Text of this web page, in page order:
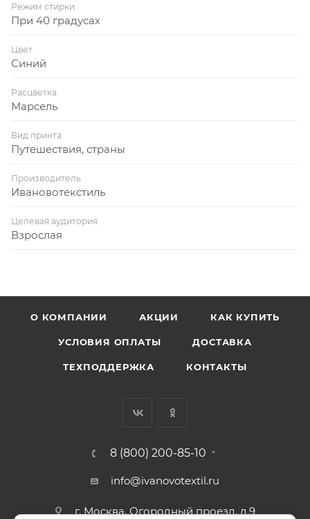
Режим стирки
При 40 градусах
Цвет
Синий
Расцветка
Марсель
Вид принта
Путешествия, страны
Производитель
Ивановотекстиль
Целевая аудитория
Взрослая
О КОМПАНИИ АКЦИИ КАК КУПИТЬ
УСЛОВИЯ ОПЛАТЫ ДОСТАВКА
ТЕХПОДДЕРЖКА КОНТАКТЫ
8 (800) 200-85-10
info@ivanovotextil.ru
г. Москва, Огородный проезд, д.9